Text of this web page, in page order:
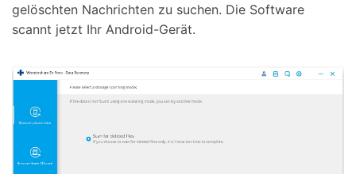
gelöschten Nachrichten zu suchen. Die Software
scannt jetzt Ihr Android-Gerät.